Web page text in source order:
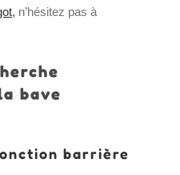
n’hésitez pas à
bave
barrière